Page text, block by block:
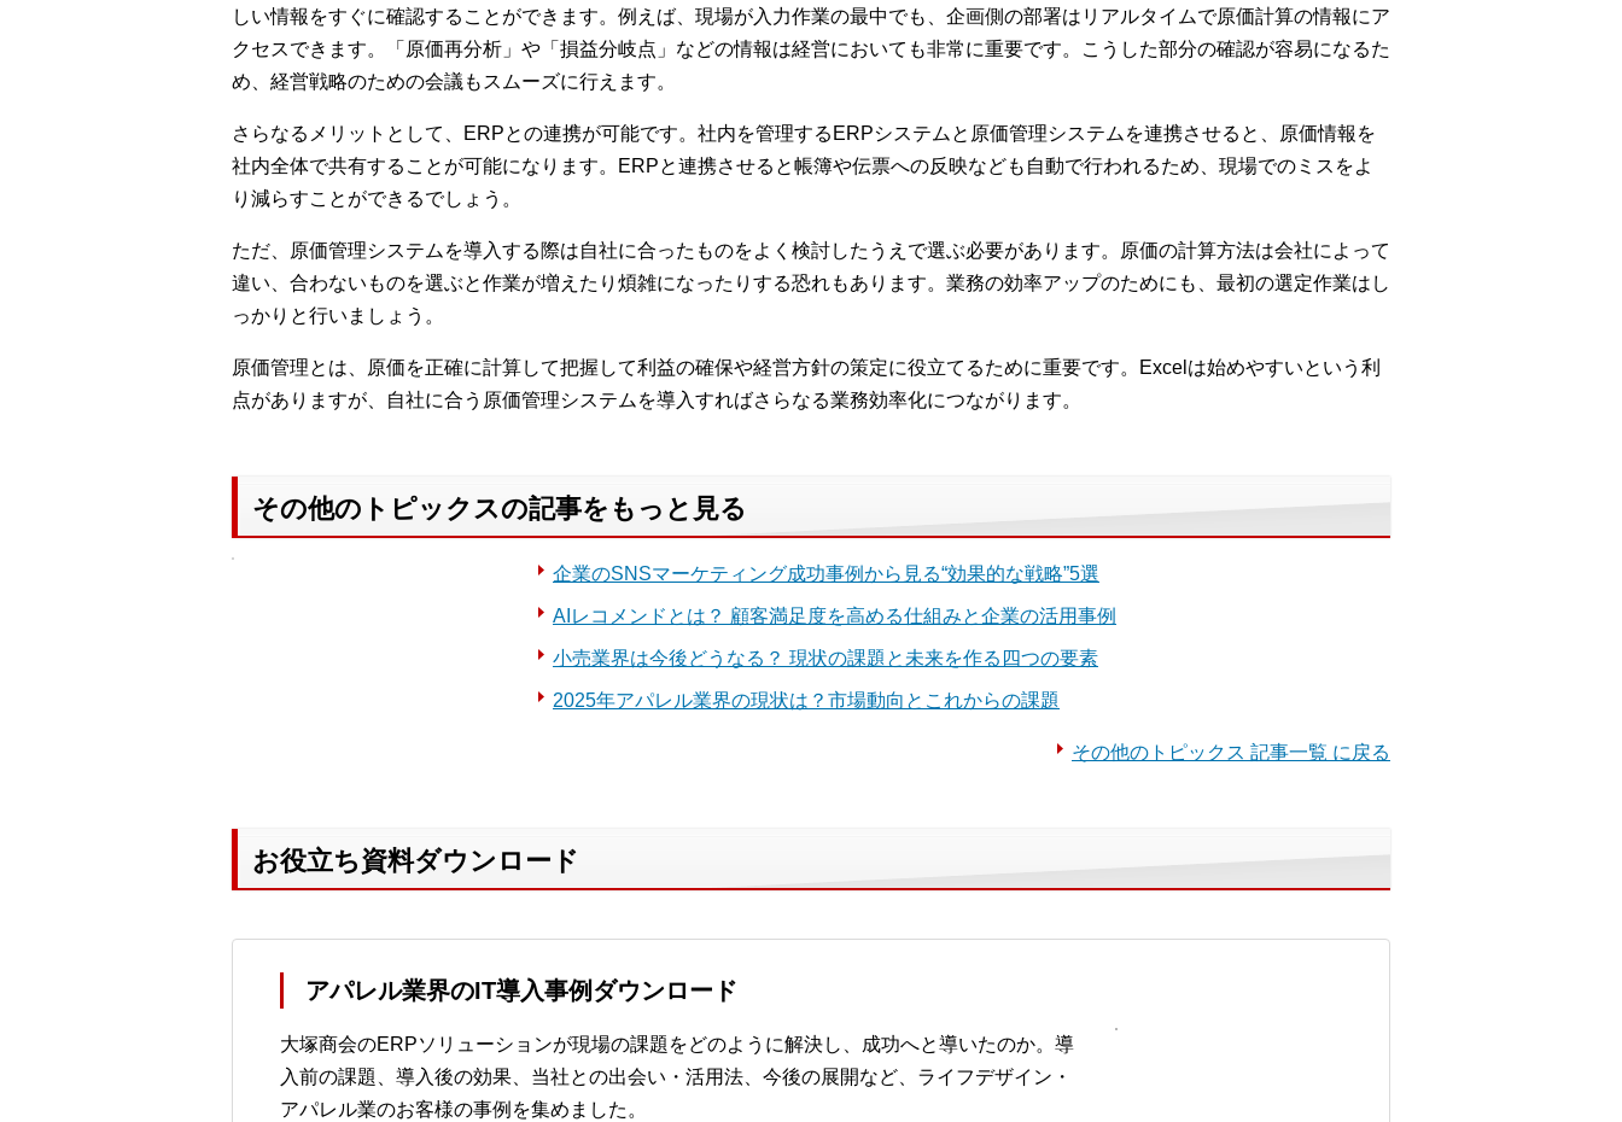
しい情報をすぐに確認することができます。例えば、現場が入力作業の最中でも、企画側の部署はリアルタイムで原価計算の情報にア
クセスできます。「原価再分析」や「損益分岐点」などの情報は経営においても非常に重要です。こうした部分の確認が容易になるた
め、経営戦略のための会議もスムーズに行えます。
さらなるメリットとして、ERPとの連携が可能です。社内を管理するERPシステムと原価管理システムを連携させると、原価情報を
社内全体で共有することが可能になります。ERPと連携させると帳簿や伝票への反映なども自動で行われるため、現場でのミスをよ
り減らすことができるでしょう。
ただ、原価管理システムを導入する際は自社に合ったものをよく検討したうえで選ぶ必要があります。原価の計算方法は会社によって
違い、合わないものを選ぶと作業が増えたり煩雑になったりする恐れもあります。業務の効率アップのためにも、最初の選定作業はし
っかりと行いましょう。
原価管理とは、原価を正確に計算して把握して利益の確保や経営方針の策定に役立てるために重要です。Excelは始めやすいという利
点がありますが、自社に合う原価管理システムを導入すればさらなる業務効率化につながります。
その他のトピックスの記事をもっと見る
企業のSNSマーケティング成功事例から見る“効果的な戦略”5選
AIレコメンドとは？ 顧客満足度を高める仕組みと企業の活用事例
小売業界は今後どうなる？ 現状の課題と未来を作る四つの要素
2025年アパレル業界の現状は？市場動向とこれからの課題
その他のトピックス 記事一覧 に戻る
お役立ち資料ダウンロード
アパレル業界のIT導入事例ダウンロード
大塚商会のERPソリューションが現場の課題をどのように解決し、成功へと導いたのか。導
入前の課題、導入後の効果、当社との出会い・活用法、今後の展開など、ライフデザイン・
アパレル業のお客様の事例を集めました。